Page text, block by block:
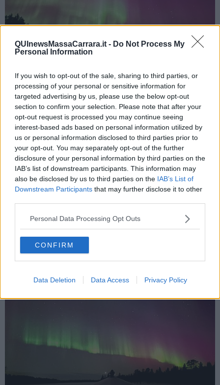
QUInewsMassaCarrara.it - Do Not Process My
Personal Information
If you wish to opt-out of the sale, sharing to third parties, or
processing of your personal or sensitive information for
targeted advertising by us, please use the below opt-out
section to confirm your selection. Please note that after your
opt-out request is processed you may continue seeing
interest-based ads based on personal information utilized by
us or personal information disclosed to third parties prior to
your opt-out. You may separately opt-out of the further
disclosure of your personal information by third parties on the
IAB’s list of downstream participants. This information may
also be disclosed by us to third parties on the IAB’s List of
Downstream Participants that may further disclose it to other
Personal Data Processing Opt Outs
CONFIRM
Data Deletion Data Access Privacy Policy
Aurora boreale a Kaamanen, in Finlandia - foto Blue Lama
Aurora boreale a Kaamanen, in Finlandia - foto Blue Lama